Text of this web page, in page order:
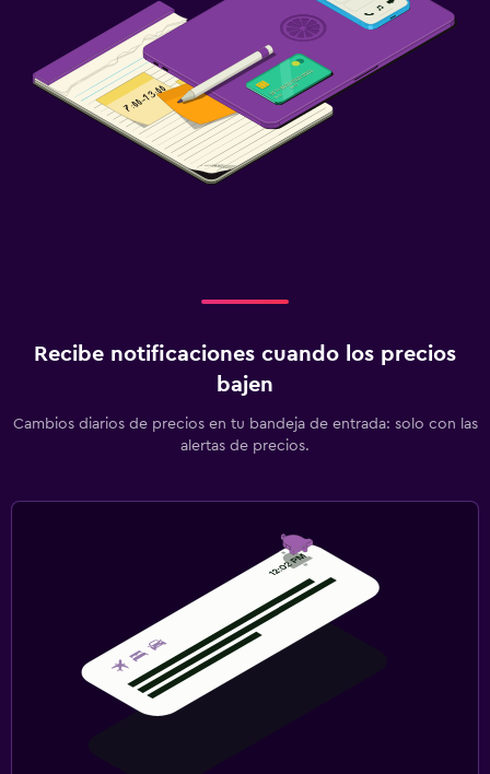
Recibe notificaciones cuando los precios
bajen
Cambios diarios de precios en tu bandeja de entrada: solo con las
alertas de precios.